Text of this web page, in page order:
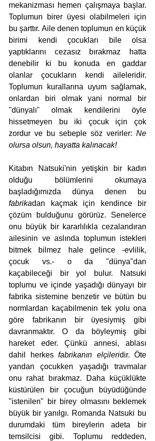
mekanizması hemen çalışmaya başlar.
Toplumun birer üyesi olabilmeleri için
bu şarttır. Aile denen toplumun en küçük
birimi kendi çocukları bile olsa
yaptıklarını cezasız bırakmaz hatta
denebilir ki bu konuda en gaddar
olanlar çocukların kendi aileleridir.
Toplumun kurallarına uyum sağlamak,
onlardan biri olmak yani normal bir
"dünyalı" olmak kendilerini öyle
hissetmeyen bu iki çocuk için çok
zordur ve bu sebeple söz verirler: Ne
olursa olsun, hayatta kalınacak!
Kitabın Natsuki'nin yetişkin bir kadın
olduğu bölümlerini okumaya
fabrikadan kaçmak için kendince bir
çözüm bulduğunu görürüz. Senelerce
onu büyük bir kararlılıkla cezalandıran
ailesinin ve aslında toplumun istekleri
bitmek bilmez hale gelince -evlilik,
çocuk vs.- o da "dünya"dan
kaçabileceği bir yol bulur. Natsuki
toplumu ve içinde yaşadığı dünyayı bir
fabrika sistemine benzetir ve bütün bu
normlardan kaçabilmenin tek yolu ona
göre fabrikanın bir üyesiymiş gibi
davranmaktır. O da böyleymiş gibi
hareket eder. Çünkü annesi, ablası
dahil herkes fabrikanın elçileridir. Öte
yandan çocukken yaşadığı travmalar
onu rahat bırakmaz. Daha küçüklükte
küstürülen bir çocuğun büyüdüğünde
"istenilen" bir birey olmasını beklemek
büyük bir yanılgı. Romanda Natsuki bu
durumdaki tüm bireylerin adeta bir
temsilcisi gibi. Toplumu reddeden,